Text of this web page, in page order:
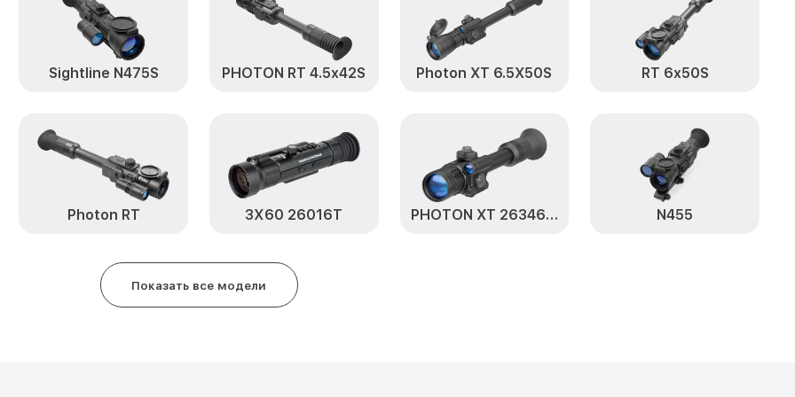
устройств Photon RT 6x50 Yukon
от 750₽ Заказать
Замена ключей управления Photon RT 6x50
Замена USB порта Photon RT 6x50 Yukon от 590₽ Заказать
Замена процессора Photon RT 6x50 Yukon Заказать
Замена корпуса Photon RT 6x50 Yukon
Замена дисплея (экрана) Photon RT 6x50
Sightline N475S PHOTON RT 4.5x42S Photon XT 6.5X50S RT 6x50S
Photon RT 3Х60 26016Т PHOTON XT 26346 4.6x42 S N455
Показать все модели